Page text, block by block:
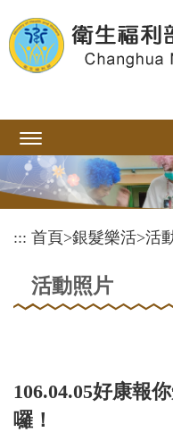
到
主
::: 首頁>銀髮樂活>活
活動照片
106.04.05好康報
囉！